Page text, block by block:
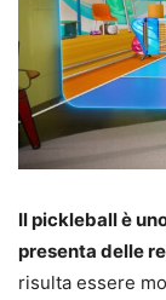
Il pickleball è
presenta delle
risulta essere